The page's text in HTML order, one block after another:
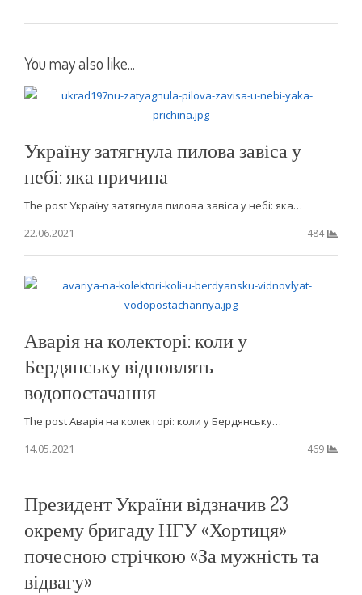
You may also like...
Україну затягнула пилова завіса у
небі: яка причина
The post Україну затягнула пилова завіса у небі: яка…
22.06.2021
484
Аварія на колекторі: коли у
Бердянську відновлять
водопостачання
The post Аварія на колекторі: коли у Бердянську…
14.05.2021
469
Президент України відзначив 23
окрему бригаду НГУ «Хортиця»
почесною стрічкою «За мужність та
відвагу»